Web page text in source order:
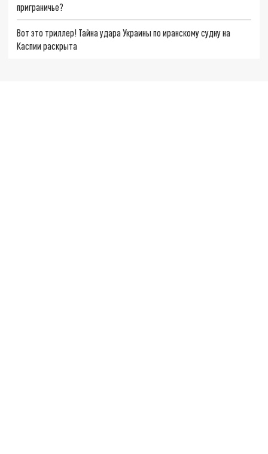
приграничье?
Вот это триллер! Тайна удара Украины по иранскому судну на
Каспии раскрыта